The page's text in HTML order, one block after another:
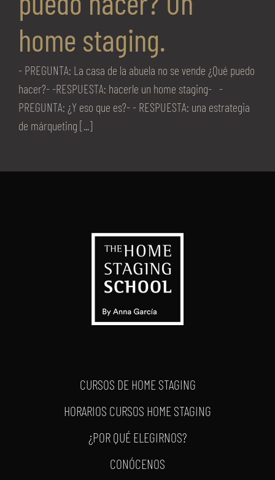
home staging.
- PREGUNTA: La casa de la abuela no se vende ¿Qué puedo
hacer?- -RESPUESTA: hacerle un home staging- -
PREGUNTA: ¿Y eso que es?- - RESPUESTA: una estrategia
de márqueting [...]
CURSOS DE HOME STAGING
HORARIOS CURSOS HOME STAGING
¿POR QUÉ ELEGIRNOS?
CONÓCENOS